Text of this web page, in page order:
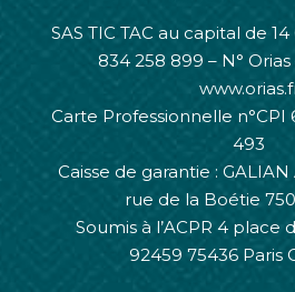
SAS TIC TAC au capital de
834 258 899 – N° Orias
Carte Professionnelle n°CPI
493
Caisse de garantie : GALIAN
rue de la Boétie
Soumis à l’ACPR 4 place
92459 75436 Paris